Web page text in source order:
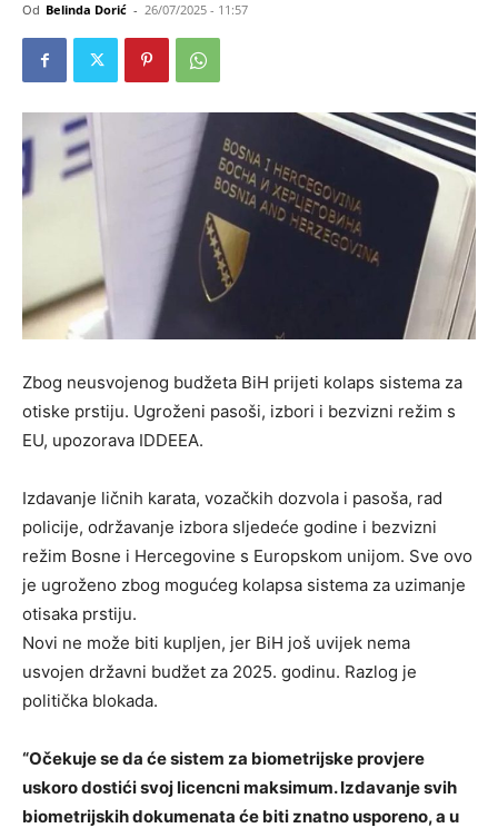
Od Belinda Dorić - 26/07/2025 - 11:57
Zbog neusvojenog budžeta BiH prijeti kolaps sistema za
otiske prstiju. Ugroženi pasoši, izbori i bezvizni režim s
EU, upozorava IDDEEA.
Izdavanje ličnih karata, vozačkih dozvola i pasoša, rad
policije, održavanje izbora sljedeće godine i bezvizni
režim Bosne i Hercegovine s Europskom unijom. Sve ovo
je ugroženo zbog mogućeg kolapsa sistema za uzimanje
otisaka prstiju.
Novi ne može biti kupljen, jer BiH još uvijek nema
usvojen državni budžet za 2025. godinu. Razlog je
politička blokada.
“Očekuje se da će sistem za biometrijske provjere
uskoro dostići svoj licencni maksimum. Izdavanje svih
biometrijskih dokumenata će biti znatno usporeno, a u